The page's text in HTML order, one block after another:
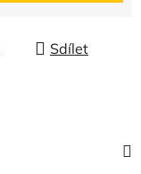
Sdílet